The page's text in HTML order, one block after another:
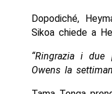
Dopodiché,
Sikoa chiede a
“Ringrazia i
Owens la